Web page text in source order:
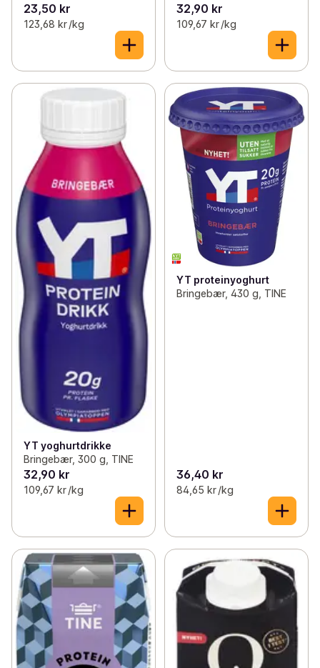
23,50 kr
123,68 kr /kg
32,90 kr
109,67 kr /kg
YT yoghurtdrikke
Bringebær, 300 g, TINE
32,90 kr
109,67 kr /kg
YT proteinyoghurt
Bringebær, 430 g, TINE
36,40 kr
84,65 kr /kg